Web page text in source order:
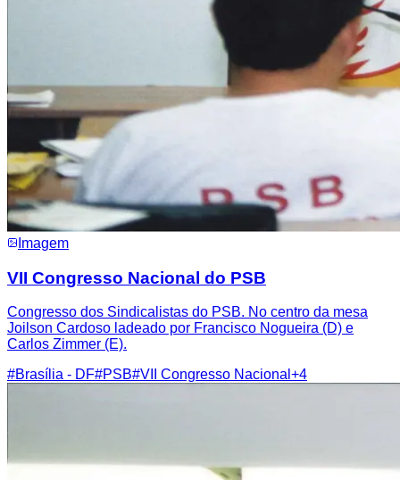
Imagem
VII Congresso Nacional do PSB
Congresso dos Sindicalistas do PSB. No centro da mesa
Joilson Cardoso ladeado por Francisco Nogueira (D) e
Carlos Zimmer (E).
#Brasília - DF#PSB#VII Congresso Nacional +4